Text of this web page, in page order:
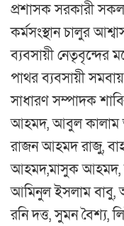
প্রশাসক সরকারী সকল
কর্মসংস্থান চালুর
ব্যবসায়ী নেতৃবৃন্দের
পাথর ব্যবসায়ী
সাধারণ সম্পাদক
আহমদ, আবুল কালাম
রাজন আহমদ রাজু,
আহমদ,মাসুক আহমদ,
আমিনুল ইসলাম বাবু,
রনি দত্ত, সুমন বৈশ্য,